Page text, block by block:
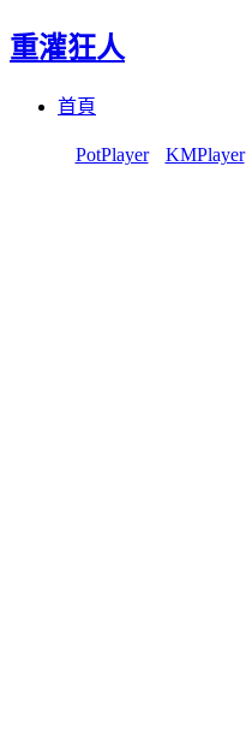
重灌狂人
首頁
PotPlayer KMPlayer